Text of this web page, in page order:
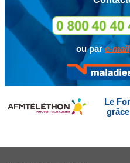
ou pare-mail
Le